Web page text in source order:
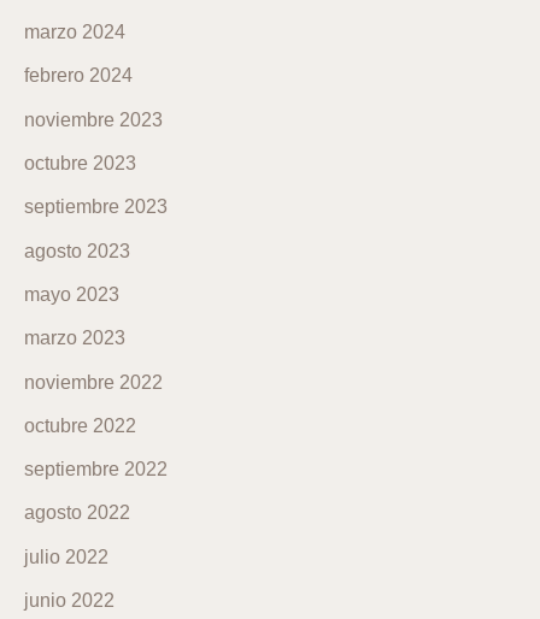
marzo 2024
febrero 2024
noviembre 2023
octubre 2023
septiembre 2023
agosto 2023
mayo 2023
marzo 2023
noviembre 2022
octubre 2022
septiembre 2022
agosto 2022
julio 2022
junio 2022